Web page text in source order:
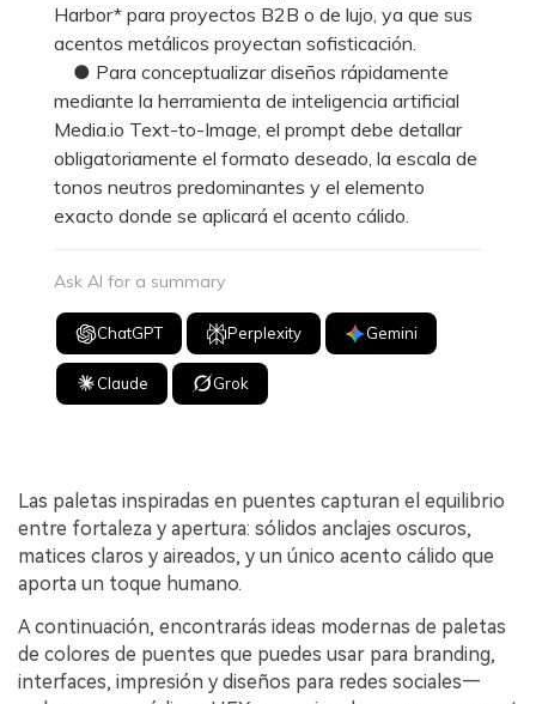
Harbor* para proyectos B2B o de lujo, ya que sus
acentos metálicos proyectan sofisticación.
● Para conceptualizar diseños rápidamente
mediante la herramienta de inteligencia artificial
Media.io Text-to-Image, el prompt debe detallar
obligatoriamente el formato deseado, la escala de
tonos neutros predominantes y el elemento
exacto donde se aplicará el acento cálido.
Ask AI for a summary
ChatGPT Perplexity Gemini
Claude Grok
Las paletas inspiradas en puentes capturan el equilibrio
entre fortaleza y apertura: sólidos anclajes oscuros,
matices claros y aireados, y un único acento cálido que
aporta un toque humano.
A continuación, encontrarás ideas modernas de paletas
de colores de puentes que puedes usar para branding,
interfaces, impresión y diseños para redes sociales—